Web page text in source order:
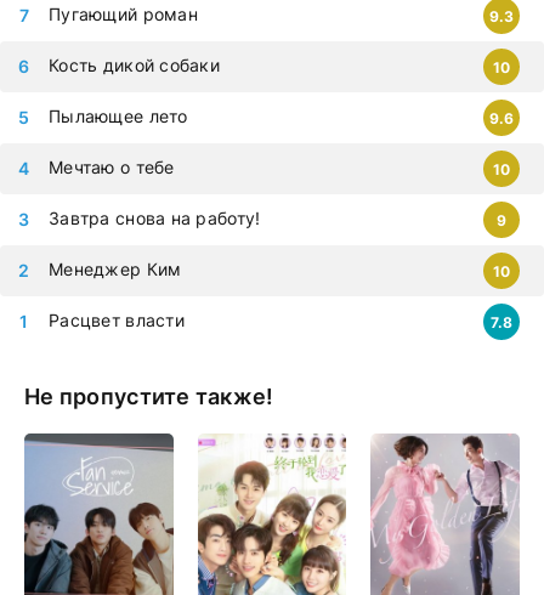
Расцвет власти 7.8
Менеджер Ким 10
Завтра снова на работу! 9
Мечтаю о тебе 10
Пылающее лето 9.6
Кость дикой собаки 10
Пугающий роман 9.3
Не пропустите также!